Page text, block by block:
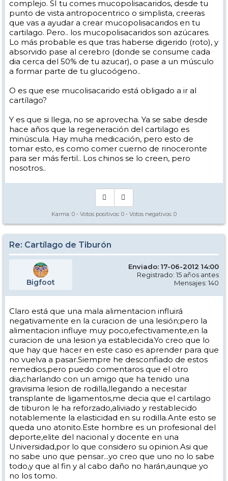
complejo. SI tu comes mucopolisacaridos, desde tu
punto de vista antropocentrico o simplista, creeras
que vas a ayudar a crear mucopolisacaridos en tu
cartilago. Pero.. los mucopolisacaridos son azúcares.
Lo más probable es que tras haberse digerido (roto), y
absorvido pase al cerebro (donde se consume cada
dia cerca del 50% de tu azucar), o pase a un músculo
a formar parte de tu glucoógeno..
O es que ese mucolisacarido está obligado a ir al
cartílago?
Y es que si llega, no se aprovecha. Ya se sabe desde
hace años que la regeneración del cartilago es
minúscula. Hay muha medicación, pero esto de
tomar esto, es como comer cuerno de rinoceronte
para ser más fertil.. Los chinos se lo creen, pero
nosotros..
Karma: 0 - Votos positivos: 0 - Votos negativos: 0
Re: Cartílago de Tiburón
Bigfoot
Enviado: 17-06-2012 14:00
Registrado: 15 años antes
Mensajes: 140
Claro está que una mala alimentacion influirá
negativamente en la curacion de una lesión;pero la
alimentacion influye muy poco,efectivamente,en la
curacion de una lesion ya establecida.Yo creo que lo
que hay que hacer en este caso es aprender para que
no vuelva a pasar.Siempre he desconfiado de estos
remedios,pero puedo comentaros que el otro
dia,charlando con un amigo que ha tenido una
gravisima lesion de rodilla,llegando a necesitar
transplante de ligamentos,me decia que el cartilago
de tiburon le ha reforzado,aliviado y restablecido
notablemente la elasticidad en su rodilla.Ante esto se
queda uno atonito.Este hombre es un profesional del
deporte,elite del nacional y docente en una
Universidad,por lo que considero su opinion.Asi que
no sabe uno que pensar...yo creo que uno no lo sabe
todo,y que al fin y al cabo daño no harán,aunque yo
no los tomo.